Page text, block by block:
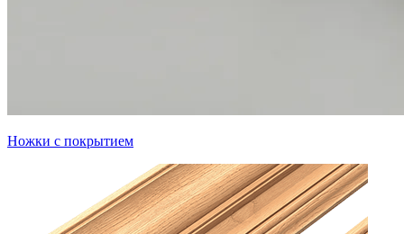
Ножки с покрытием